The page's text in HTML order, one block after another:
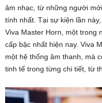
âm nhạc, từ những người
tính nhất. Tại sự kiện lần
Viva Master Horn, một trong
cấp bậc nhất hiện nay. Viva
một hệ thống âm thanh, mà
tinh tế trong từng chi tiết, từ